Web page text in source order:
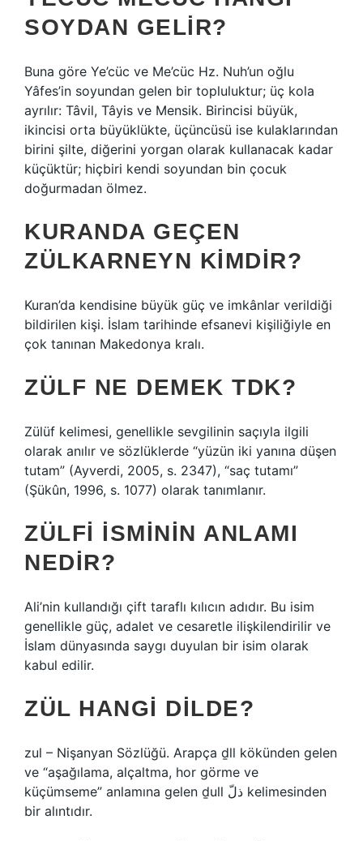
SOYDAN GELIR?
Buna göre Ye’cüc ve Me’cüc Hz. Nuh’un oğlu
Yâfes’in soyundan gelen bir topluluktur; üç kola
ayrılır: Tâvil, Tâyis ve Mensik. Birincisi büyük,
ikincisi orta büyüklükte, üçüncüsü ise kulaklarından
birini şilte, diğerini yorgan olarak kullanacak kadar
küçüktür; hiçbiri kendi soyundan bin çocuk
doğurmadan ölmez.
KURANDA GEÇEN
ZÜLKARNEYN KIMDIR?
Kuran’da kendisine büyük güç ve imkânlar verildiği
bildirilen kişi. İslam tarihinde efsanevi kişiliğiyle en
çok tanınan Makedonya kralı.
ZÜLF NE DEMEK TDK?
Zülüf kelimesi, genellikle sevgilinin saçıyla ilgili
olarak anılır ve sözlüklerde “yüzün iki yanına düşen
tutam” (Ayverdi, 2005, s. 2347), “saç tutamı”
(Şükûn, 1996, s. 1077) olarak tanımlanır.
ZÜLFI ISMININ ANLAMI
NEDIR?
Ali’nin kullandığı çift taraflı kılıcın adıdır. Bu isim
genellikle güç, adalet ve cesaretle ilişkilendirilir ve
İslam dünyasında saygı duyulan bir isim olarak
kabul edilir.
ZÜL HANGI DILDE?
zul – Nişanyan Sözlüğü. Arapça ḏll kökünden gelen
ve “aşağılama, alçaltma, hor görme ve
küçümseme” anlamına gelen ḏull ذلّ kelimesinden
bir alıntıdır.